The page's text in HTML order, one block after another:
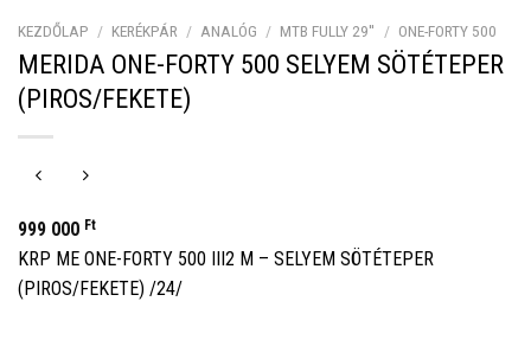
KEZDŐLAP / KERÉKPÁR / ANALÓG / MTB FULLY 29'' / ONE-FORTY 500
MERIDA ONE-FORTY 500 SELYEM SÖTÉTEPER
(PIROS/FEKETE)
999 000 Ft
KRP ME ONE-FORTY 500 III2 M – SELYEM SÖTÉTEPER
(PIROS/FEKETE) /24/